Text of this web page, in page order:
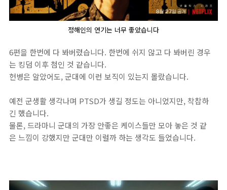
정해인의 연기는 너무 좋았습니다
6편을 한번에 다 봐버렸습니다. 한번에 쉬지 않고 다 봐버린 경우
는 킹덤 이후 첨인 것 같습니다.
헌병은 알았어도, 군대에 이런 보직이 있는지 몰랐습니다.
예전 군생활 생각나며 PTSD가 생길 정도는 아니었지만, 착찹하
긴 했습니다.
물론, 드라마니 군대의 가장 안좋은 케이스들만 모아 놓은 것 같
은 느낌이 강했지만 군대만 이럴까 하는 생각도 들었습니다.